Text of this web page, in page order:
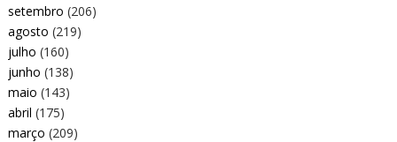
setembro (206)
agosto (219)
julho (160)
junho (138)
maio (143)
abril (175)
março (209)